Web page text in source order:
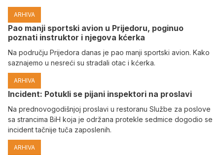
ARHIVA
Pao manji sportski avion u Prijedoru, poginuo
poznati instruktor i njegova kćerka
Na području Prijedora danas je pao manji sportski avion. Kako
saznajemo u nesreći su stradali otac i kćerka.
ARHIVA
Incident: Potukli se pijani inspektori na proslavi
Na prednovogodišnjoj proslavi u restoranu Službe za poslove
sa strancima BiH koja je održana protekle sedmice dogodio se
incident tačnije tuča zaposlenih.
ARHIVA